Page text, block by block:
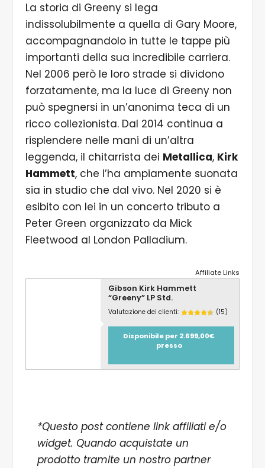
La storia di Greeny si lega
indissolubilmente a quella di Gary Moore,
accompagnandolo in tutte le tappe più
importanti della sua incredibile carriera.
Nel 2006 però le loro strade si dividono
forzatamente, ma la luce di Greeny non
può spegnersi in un’anonima teca di un
ricco collezionista. Dal 2014 continua a
risplendere nelle mani di un’altra
leggenda, il chitarrista dei Metallica, Kirk
Hammett, che l’ha ampiamente suonata
sia in studio che dal vivo. Nel 2020 si è
esibito con lei in un concerto tributo a
Peter Green organizzato da Mick
Fleetwood al London Palladium.
Affiliate Links
Gibson Kirk Hammett
“Greeny” LP Std.
Valutazione dei clienti: (15)
Disponibile per 2.699,00€
presso
*Questo post contiene link affiliati e/o
widget. Quando acquistate un
prodotto tramite un nostro partner